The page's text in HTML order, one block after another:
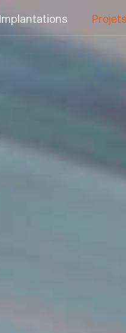
Implantations Projets